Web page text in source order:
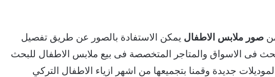
صور ملابس الاطفال يمكن الاستفادة بالصور عن طريق تفصيل
فى الاسواق والمتاجر المتخصصة فى بيع ملابس الاطفال للبحث
جديدة وقمنا بتجميعها من اشهر ازياء الاطفال التركي